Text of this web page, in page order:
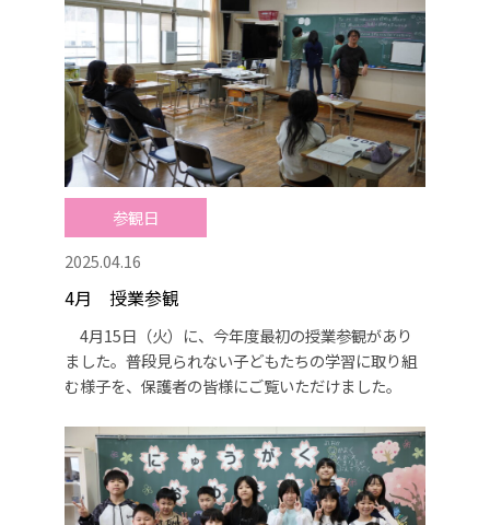
参観日
2025.04.16
4月 授業参観
4月15日（火）に、今年度最初の授業参観があり
ました。普段見られない子どもたちの学習に取り組
む様子を、保護者の皆様にご覧いただけました。